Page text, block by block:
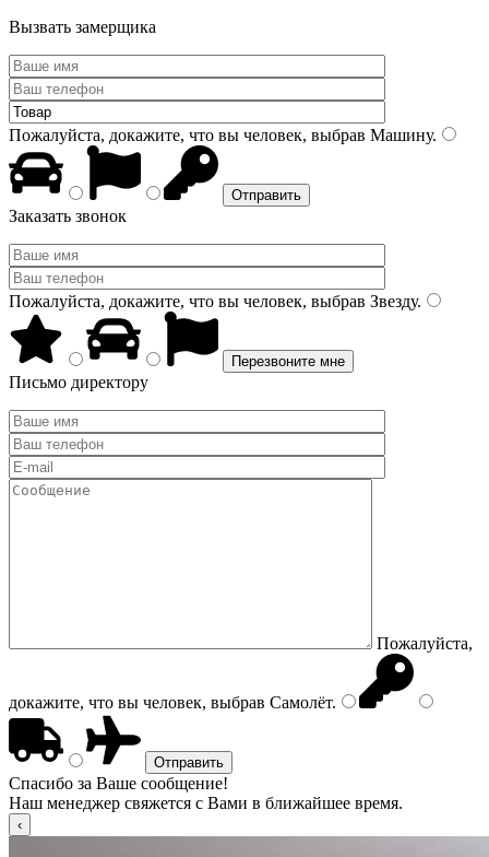
Вызвать замерщика
Пожалуйста, докажите, что вы человек, выбрав Машину.
Заказать звонок
Пожалуйста, докажите, что вы человек, выбрав Звезду.
Письмо директору
Пожалуйста,
докажите, что вы человек, выбрав Самолёт.
Спасибо за Ваше сообщение!
Наш менеджер свяжется с Вами в ближайшее время.